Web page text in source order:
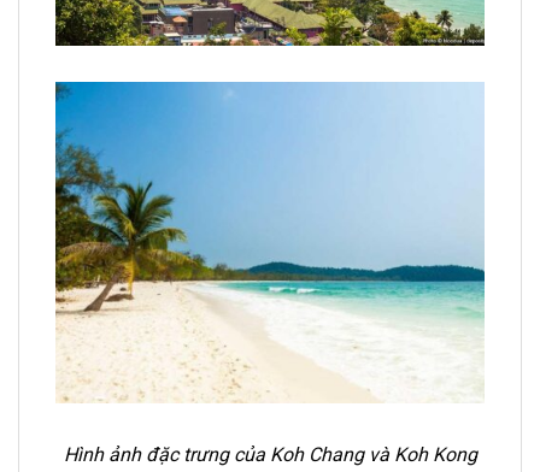
Hình ảnh đặc trưng của Koh Chang và Koh Kong